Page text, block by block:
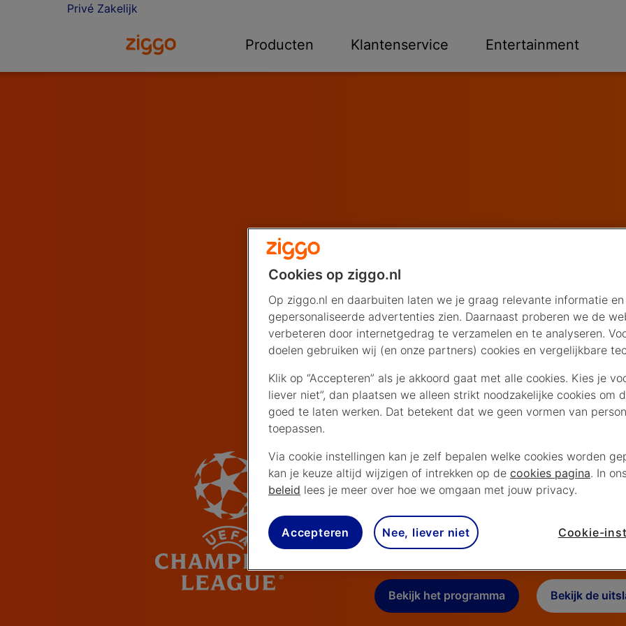
Privé Zakelijk
Ga naar de Ziggo homepageProducten Klantenservice Entertainment
Champions
Bekijk de hoogtepunten
wedstrijden
Bekijk het programma Bekijk de
Cookies op ziggo.nl
Op ziggo.nl en daarbuiten laten we je graag relevante informatie en
gepersonaliseerde advertenties zien. Daarnaast proberen we de
verbeteren door internetgedrag te verzamelen en te analyseren.
doelen gebruiken wij (en onze partners) cookies en vergelijkbare
Klik op “Accepteren” als je akkoord gaat met alle cookies. Kies je
liever niet”, dan plaatsen we alleen strikt noodzakelijke cookies om
goed te laten werken. Dat betekent dat we geen vormen van
toepassen.
Via cookie instellingen kan je zelf bepalen welke cookies worden
kan je keuze altijd wijzigen of intrekken op de cookies pagina. In
beleid lees je meer over hoe we omgaan met jouw privacy.
Accepteren Nee, liever niet Cookie-